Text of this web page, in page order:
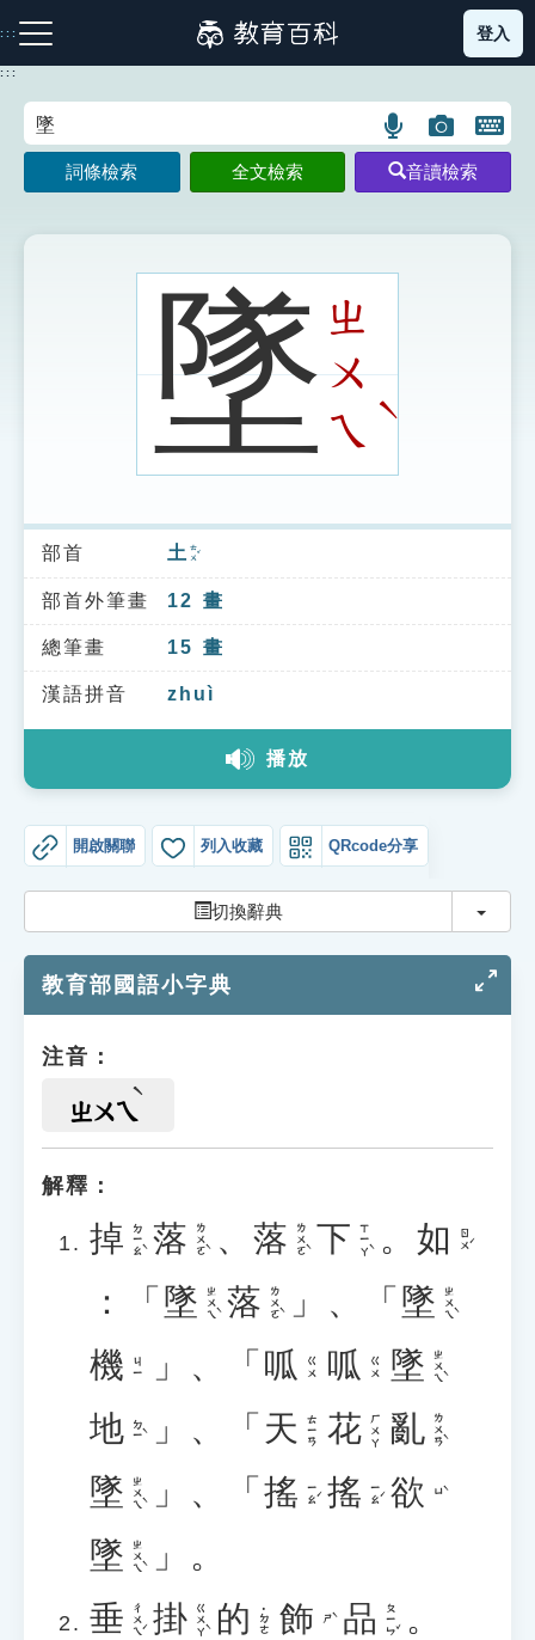
到
主
:::
注音索引圖示 筆畫索引圖示 部首索引表圖示
索引選單
知識索引
單字索引
生命大百科索引
教學應用
貓頭鷹博士
登入
:::
語
言
搜
示
圖
片
搜
開
鍵
圖
詞條檢索 全文檢索 音讀檢索
墜ㄓ
ㄨ
ㄟ
ˋ
部首 土 ㄊㄨˇ
部首外筆畫 12 畫
總筆畫 15 畫
漢語拼音 zhuì
播放
開啟關聯 列入收藏 QRcode分享
切換辭典 切換
教育部國語小字典
注音：
ㄓㄨㄟ
解釋：
掉 ㄉㄧㄠˋ 落 ㄌㄨㄛˋ 、 落 ㄌㄨㄛˋ 下 ㄒㄧㄚˋ 。 如 ㄖㄨˊ
：「 墜 ㄓㄨㄟˋ 落 ㄌㄨㄛˋ 」、「 墜 ㄓㄨㄟˋ
機 ㄐㄧ 」、「 呱 ㄍㄨ 呱 ㄍㄨ 墜 ㄓㄨㄟˋ
地 ㄉㄧˋ 」、「 天 ㄊㄧㄢ 花 ㄏㄨㄚ 亂 ㄌㄨㄢˋ
墜 ㄓㄨㄟˋ 」、「 搖 ㄧㄠˊ 搖 ㄧㄠˊ 欲 ㄩˋ
墜 ㄓㄨㄟˋ
」。
垂 ㄔㄨㄟˊ 掛 ㄍㄨㄚˋ 的 ˙ㄉㄜ 飾 ㄕˋ 品 ㄆㄧㄣˇ 。